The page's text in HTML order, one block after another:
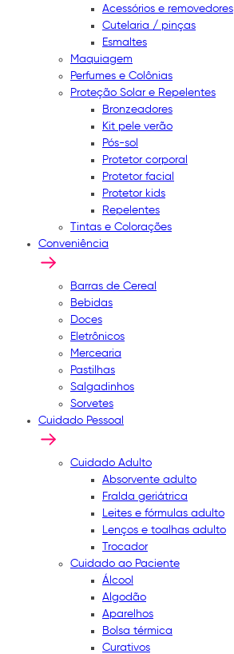
Acessórios e removedores
Cutelaria / pinças
Esmaltes
Maquiagem
Perfumes e Colônias
Proteção Solar e Repelentes
Bronzeadores
Kit pele verão
Pós-sol
Protetor corporal
Protetor facial
Protetor kids
Repelentes
Tintas e Colorações
Conveniência
Barras de Cereal
Bebidas
Doces
Eletrônicos
Mercearia
Pastilhas
Salgadinhos
Sorvetes
Cuidado Pessoal
Cuidado Adulto
Absorvente adulto
Fralda geriátrica
Leites e fórmulas adulto
Lenços e toalhas adulto
Trocador
Cuidado ao Paciente
Álcool
Algodão
Aparelhos
Bolsa térmica
Curativos